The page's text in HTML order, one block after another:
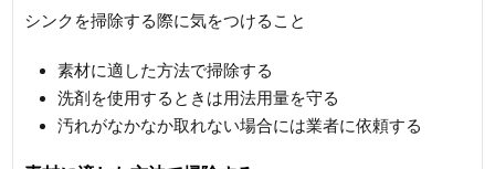
シンクを掃除する際に気をつけること
素材に適した方法で掃除する
洗剤を使用するときは用法用量を守る
汚れがなかなか取れない場合には業者に依頼する